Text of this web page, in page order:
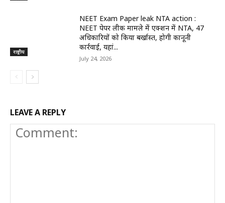
राष्ट्रीय
NEET Exam Paper leak NTA action :
NEET पेपर लीक मामले में एक्शन में NTA, 47
अधिकारियों को किया बर्खास्त, होगी कानूनी
कार्रवाई, यहां...
July 24, 2026
LEAVE A REPLY